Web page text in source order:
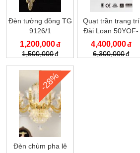
Đèn tường đồng TG
9126/1
1,200,000
1,500,000
Quạt trần trang trí
Đài Loan 50YOF-
3039C
4,400,000
6,300,000
-28%
Đèn chùm pha lê